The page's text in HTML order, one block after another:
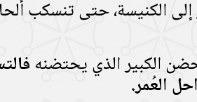
الكنيسة، حتى تنسكب
الكبير الذي يحتضنه
العُمر.